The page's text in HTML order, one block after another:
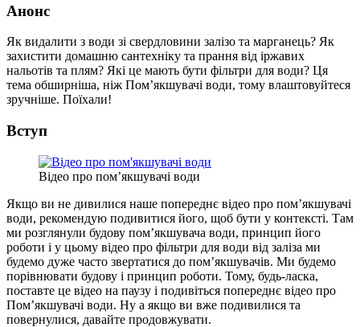
Анонс
Як видалити з води зі свердловини залізо та марганець? Як
захистити домашню сантехніку та прання від іржавих
нальотів та плям? Які це мають бути фільтри для води? Ця
тема обширніша, ніж Пом’якшувачі води, тому влаштовуйтеся
зручніше. Поїхали!
Вступ
Відео про пом’якшувачі води
Якщо ви не дивилися наше попереднє відео про пом’якшувачі
води, рекомендую подивитися його, щоб бути у контексті. Там
ми розглянули будову пом’якшувача води, принцип його
роботи і у цьому відео про фільтри для води від заліза ми
будемо дуже часто звертатися до пом’якшувачів. Ми будемо
порівнювати будову і принцип роботи. Тому, будь-ласка,
поставте це відео на паузу і подивіться попереднє відео про
Пом’якшувачі води. Ну а якщо ви вже подивилися та
повернулися, давайте продовжувати.